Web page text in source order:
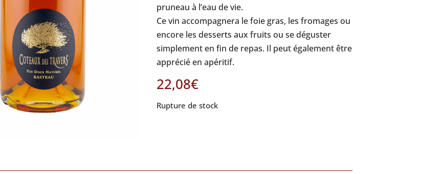
pruneau à l’eau de vie.
Ce vin accompagnera le foie gras, les fromages ou
encore les desserts aux fruits ou se déguster
simplement en fin de repas. Il peut également être
apprécié en apéritif.
22,08€
Rupture de stock